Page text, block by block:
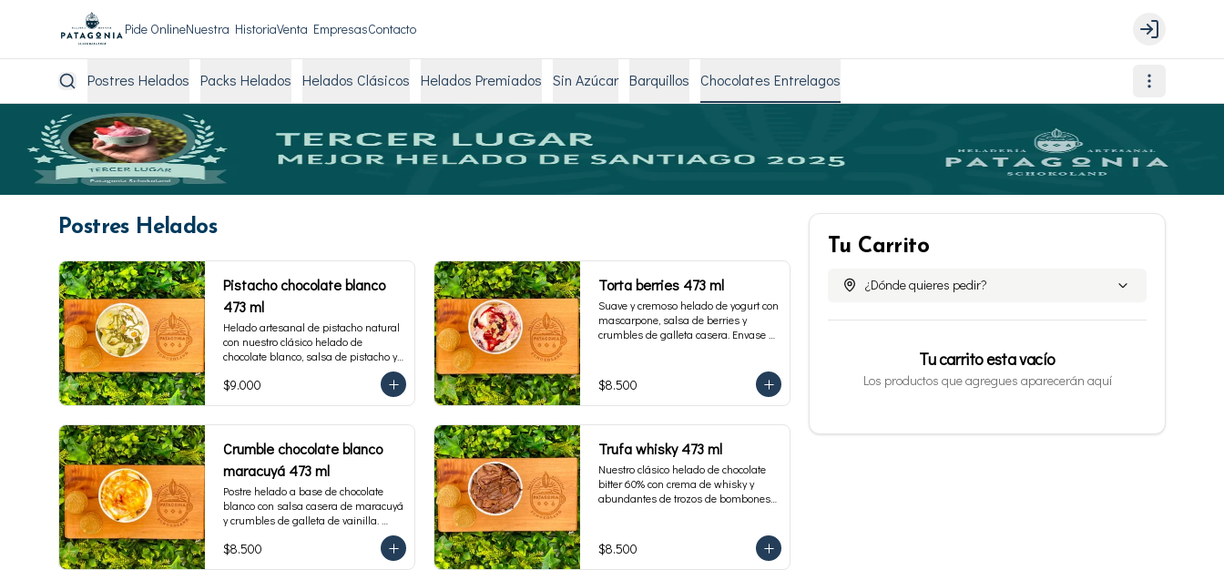
Pide OnlineNuestra HistoriaVenta EmpresasContacto Login
Postres Helados Packs Helados Helados Clásicos Helados Premiados Sin Azúcar Barquillos Chocolates Entrelagos
Postres Helados
Pistacho chocolate blanco
473 ml
Helado artesanal de pistacho natural
con nuestro clásico helado de
chocolate blanco, salsa de pistacho y
trocitos de pistacho. Envase familiar
473 ml, rinde 4 porciones.
$9.000
Torta berries 473 ml
Suave y cremoso helado de yogurt con
mascarpone, salsa de berries y
crumbles de galleta casera. Envase
$8.500
Crumble chocolate blanco
maracuyá 473 ml
Postre helado a base de chocolate
blanco con salsa casera de maracuyá
y crumbles de galleta de vainilla.
porciones.
$8.500
Trufa whisky 473 ml
Nuestro clásico helado de chocolate
bitter 60% con crema de whisky y
abundantes de trozos de bombones
$8.500
Tu Carrito
¿Dónde quieres pedir?
Tu carrito esta vacío
Los productos que agregues aparecerán aquí